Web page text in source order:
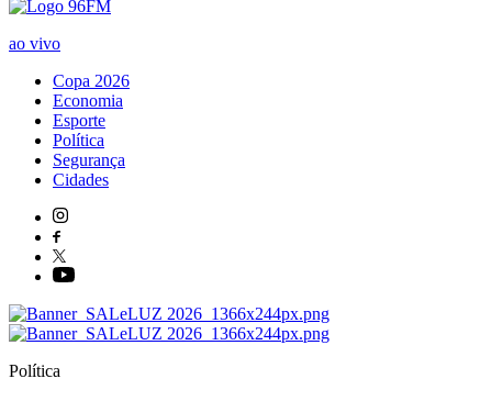
ao vivo
Copa 2026
Economia
Esporte
Política
Segurança
Cidades
Política